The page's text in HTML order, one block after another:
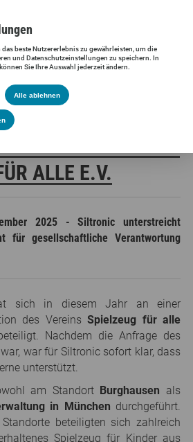
Presseinformationen Siltronic unterstützt
ALLE E.V.
2025 - Siltronic unterstreicht
für gesellschaftliche Verantwortung
sich in diesem Jahr an einer
des VereinsSpielzeug für alle
Nachdem die Anfrage des
war für Siltronic sofort klar, dass
unterstützt.
am Standort Burghausen als
in München durchgeführt.
beteiligten sich zahlreich
Spielzeug für Kinder aus
beste Nutzererlebnis zu gewährleisten, um die
und Datenschutzeinstellungen zu speichern. In
Sie Ihre Auswahl jederzeit ändern.
Alle ablehnen